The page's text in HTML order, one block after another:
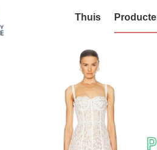
Thuis